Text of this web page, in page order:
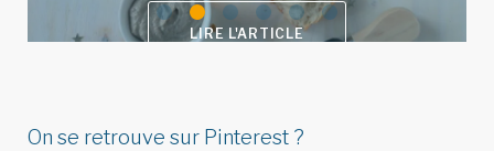
LIRE L'ARTICLE
On se retrouve sur Pinterest ?